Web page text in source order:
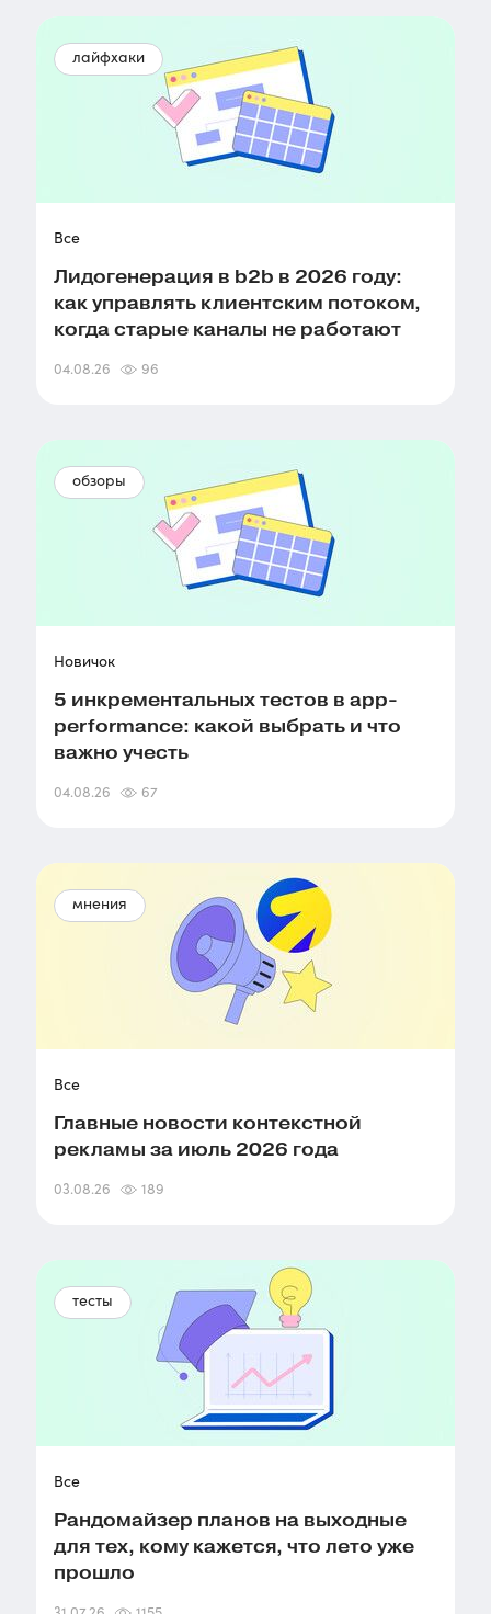
лайфхаки
Все
Лидогенерация в b2b в 2026 году:
как управлять клиентским потоком,
когда старые каналы не работают
04.08.26 96
обзоры
Новичок
5 инкрементальных тестов в app-
performance: какой выбрать и что
важно учесть
04.08.26 67
мнения
Все
Главные новости контекстной
рекламы за июль 2026 года
03.08.26 189
тесты
Все
Рандомайзер планов на выходные
для тех, кому кажется, что лето уже
прошло